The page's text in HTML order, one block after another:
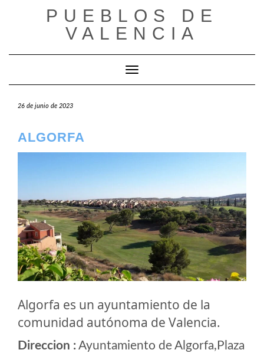
PUEBLOS DE
VALENCIA
Cambiar modo de navegación
26 de junio de 2023
ALGORFA
Algorfa es un ayuntamiento de la
comunidad autónoma de Valencia.
Direccion :Ayuntamiento de Algorfa,Plaza